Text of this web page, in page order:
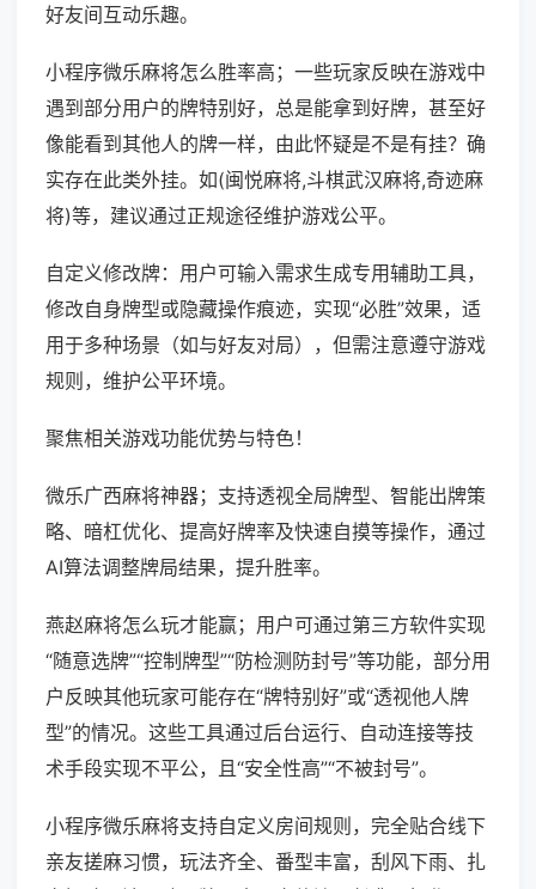
好友间互动乐趣。
小程序微乐麻将怎么胜率高；一些玩家反映在游戏中
遇到部分用户的牌特别好，总是能拿到好牌，甚至好
像能看到其他人的牌一样，由此怀疑是不是有挂？确
实存在此类外挂。如(闽悦麻将,斗棋武汉麻将,奇迹麻
将)等，建议通过正规途径维护游戏公平。
自定义修改牌：用户可输入需求生成专用辅助工具，
修改自身牌型或隐藏操作痕迹，实现“必胜”效果，适
用于多种场景（如与好友对局），但需注意遵守游戏
规则，维护公平环境。
聚焦相关游戏功能优势与特色！
微乐广西麻将神器；支持透视全局牌型、智能出牌策
略、暗杠优化、提高好牌率及快速自摸等操作，通过
AI算法调整牌局结果，提升胜率。
燕赵麻将怎么玩才能赢；用户可通过第三方软件实现
“随意选牌”“控制牌型”“防检测防封号”等功能，部分用
户反映其他玩家可能存在“牌特别好”或“透视他人牌
型”的情况。这些工具通过后台运行、自动连接等技
术手段实现不平公，且“安全性高”“不被封号”。
小程序微乐麻将支持自定义房间规则，完全贴合线下
亲友搓麻习惯，玩法齐全、番型丰富，刮风下雨、扎